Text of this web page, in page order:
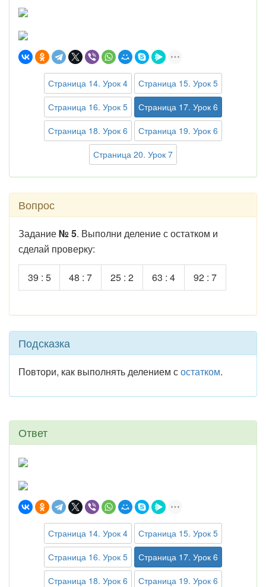
Страница 14. Урок 4
Страница 15. Урок 5
Страница 16. Урок 5
Страница 17. Урок 6
Страница 18. Урок 6
Страница 19. Урок 6
Страница 20. Урок 7
Вопрос
Задание№ 5. Выполни деление с остатком и
сделай проверку:
39 : 5 48 : 7 25 : 2 63 : 4 92 : 7
Подсказка
Повтори, как выполнять делением состатком.
Ответ
Страница 14. Урок 4
Страница 15. Урок 5
Страница 16. Урок 5
Страница 17. Урок 6
Страница 18. Урок 6
Страница 19. Урок 6